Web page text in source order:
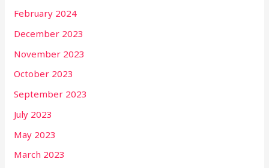
February 2024
December 2023
November 2023
October 2023
September 2023
July 2023
May 2023
March 2023